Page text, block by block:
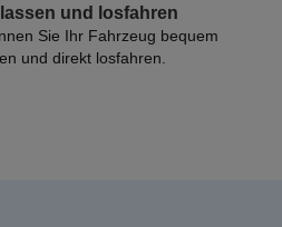
und losfahren
Sie Ihr Fahrzeug bequem
und direkt losfahren.